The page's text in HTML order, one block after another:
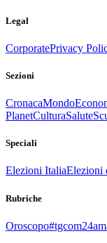
Legal
CorporatePrivacy
Sezioni
CronacaMondo
PlanetCulturaSalute
Speciali
Elezioni ItaliaElezioni
Rubriche
Oroscopo